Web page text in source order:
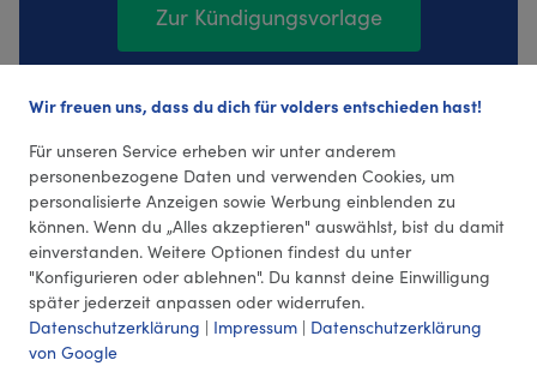
Zur Kündigungsvorlage
160 Bewertungen (4,28 Durchschnitt)
Wir freuen uns, dass du dich für volders entschieden hast!
Für unseren Service erheben wir unter anderem
personenbezogene Daten und verwenden Cookies, um
personalisierte Anzeigen sowie Werbung einblenden zu
können. Wenn du „Alles akzeptieren" auswählst, bist du damit
einverstanden. Weitere Optionen findest du unter
"Konfigurieren oder ablehnen". Du kannst deine Einwilligung
später jederzeit anpassen oder widerrufen.
Datenschutzerklärung | Impressum | Datenschutzerklärung
von Google